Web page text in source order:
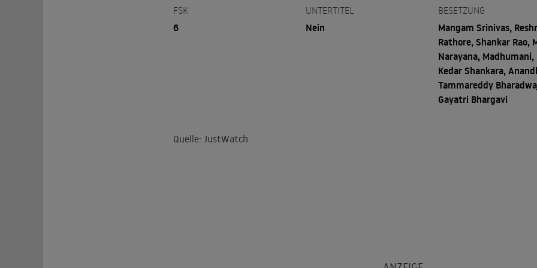
FSK
6
UNTERTITEL
Nein
BESETZUNG
Mangam Srinivas,
Rathore, Shankar Rao,
Narayana, Madhumani,
Kedar Shankara,
Tammareddy
Gayatri Bhargavi
Quelle: JustWatch